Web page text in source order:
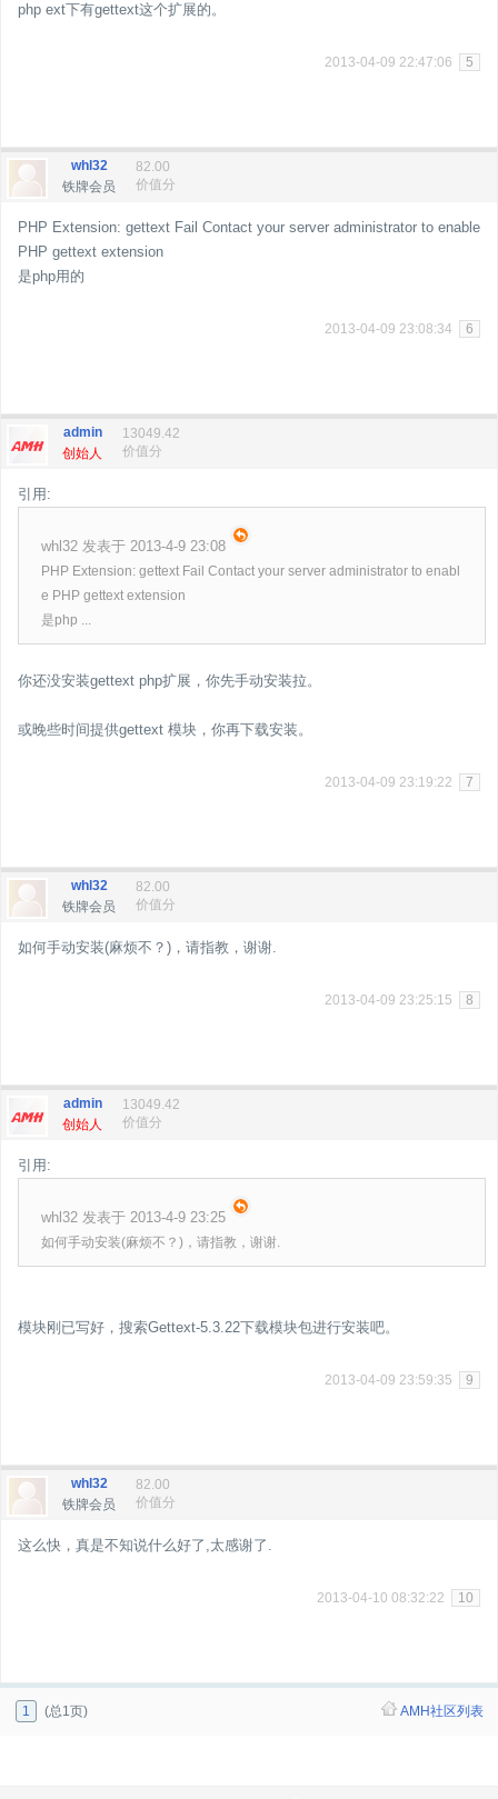
php ext下有gettext这个扩展的。
2013-04-09 22:47:06 5
whl32
铁牌会员
82.00
价值分
PHP Extension: gettext Fail Contact your server administrator to enable
PHP gettext extension
是php用的
2013-04-09 23:08:34 6
admin
创始人
13049.42
价值分
引用:
whl32 发表于 2013-4-9 23:08
PHP Extension: gettext Fail Contact your server administrator to enabl
e PHP gettext extension
是php ...
你还没安装gettext php扩展，你先手动安装拉。
或晚些时间提供gettext 模块，你再下载安装。
2013-04-09 23:19:22 7
whl32
铁牌会员
82.00
价值分
如何手动安装(麻烦不？)，请指教，谢谢.
2013-04-09 23:25:15 8
admin
创始人
13049.42
价值分
引用:
whl32 发表于 2013-4-9 23:25
如何手动安装(麻烦不？)，请指教，谢谢.
模块刚已写好，搜索Gettext-5.3.22下载模块包进行安装吧。
2013-04-09 23:59:35 9
whl32
铁牌会员
82.00
价值分
这么快，真是不知说什么好了,太感谢了.
2013-04-10 08:32:22 10
1 (总1页) AMH社区列表